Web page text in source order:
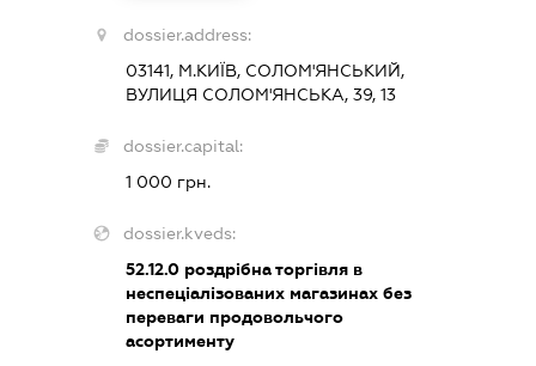
dossier.address:
03141, М.КИЇВ, СОЛОМ'ЯНСЬКИЙ,
ВУЛИЦЯ СОЛОМ'ЯНСЬКА, 39, 13
dossier.capital:
1 000 грн.
dossier.kveds:
52.12.0 роздрібна торгівля в
неспеціалізованих магазинах без
переваги продовольчого
асортименту